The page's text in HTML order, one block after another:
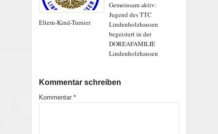
Eltern-Kind-Turnier
Gemeinsam aktiv:
Jugend des TTC
Lindenholzhausen
begeistert in der
DOREAFAMILIE
Lindenholzhausen
Kommentar schreiben
Kommentar *